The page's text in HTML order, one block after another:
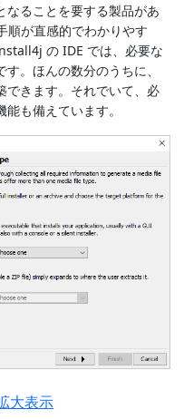
なることを要する製品があ
順が直感的でわかりやす
の IDE では、必要な
。ほんの数分のうちに、
できます。それでいて、必
も備えています。
大表示